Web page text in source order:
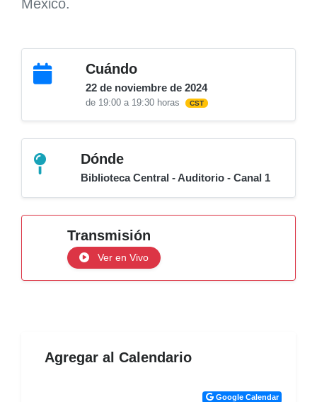
México.
Cuándo
22 de noviembre de 2024
de 19:00 a 19:30 horas CST
Dónde
Biblioteca Central - Auditorio - Canal 1
Transmisión
Ver en Vivo
Agregar al Calendario
Google Calendar